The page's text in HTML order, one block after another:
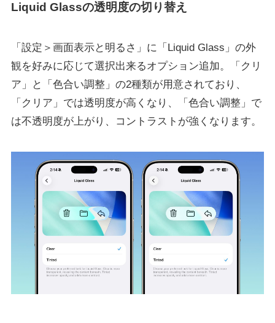
Liquid Glassの透明度の切り替え
「設定＞画面表示と明るさ」に「Liquid Glass」の外
観を好みに応じて選択出来るオプション追加。「クリ
ア」と「色合い調整」の2種類が用意されており、
「クリア」では透明度が高くなり、「色合い調整」で
は不透明度が上がり、コントラストが強くなります。